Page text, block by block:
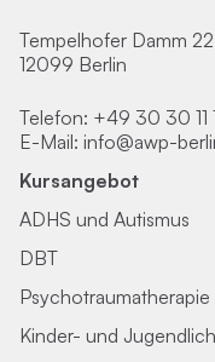
Tempelhofer Damm
12099 Berlin
Telefon: +49 30 30 11
E-Mail: info@awp-
Kursangebot
ADHS und Autismus
DBT
Kinder- und